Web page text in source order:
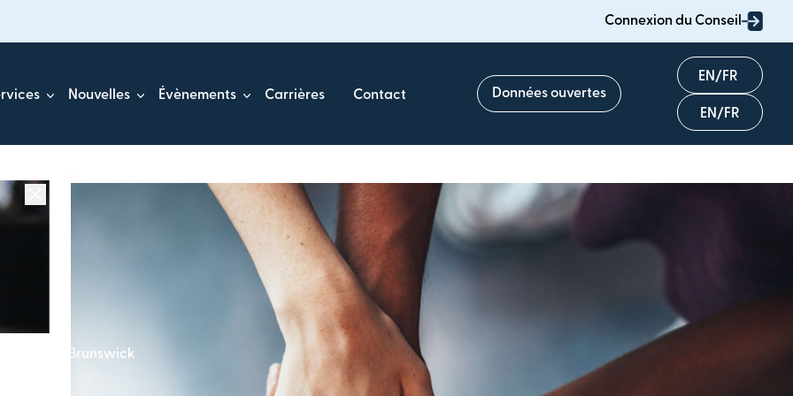
Connexion du Conseil
Nouvelles Évènements Carrières Contact Données ouvertes
English
Français
Nouveau-Brunswick